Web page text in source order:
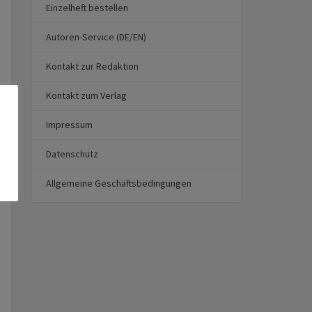
Einzelheft bestellen
Autoren-Service (DE/EN)
Kontakt zur Redaktion
Kontakt zum Verlag
Impressum
Datenschutz
Allgemeine Geschäftsbedingungen